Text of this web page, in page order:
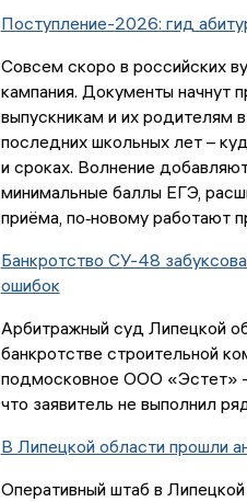
Поступление-2026: гид
Совсем скоро в российских
кампания. Документы начнут
выпускникам и их родителям
последних школьных лет –
и сроках. Волнение
минимальные баллы ЕГЭ,
приёма, по‑новому работают
Банкротство СУ-48
ошибок
Арбитражный суд Липецкой
банкротстве строительной
подмосковное ООО «Эстет»
что заявитель не выполнил
В Липецкой области прошли
Оперативный штаб в